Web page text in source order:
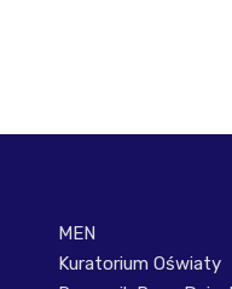
MEN
Kuratorium Oświaty